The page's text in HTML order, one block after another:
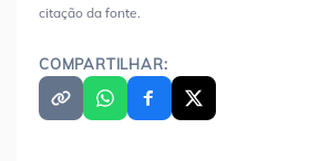
citação da fonte.
COMPARTILHAR: